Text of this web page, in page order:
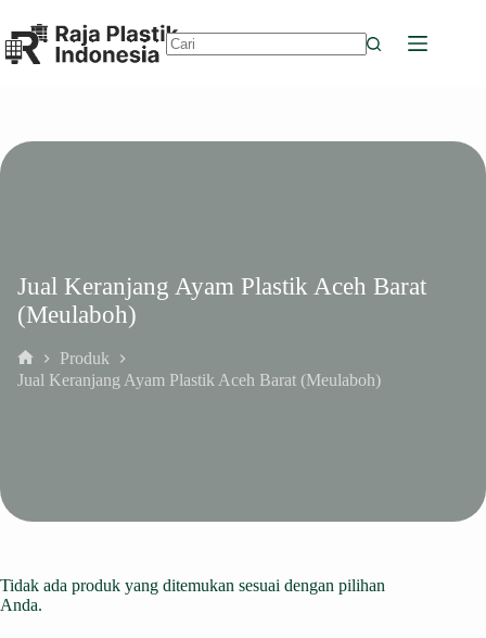
to
content
Jual Keranjang Ayam Plastik Aceh Barat
(Meulaboh)
Home
Produk
Jual Keranjang Ayam Plastik Aceh Barat (Meulaboh)
Tidak ada produk yang ditemukan sesuai dengan pilihan
Anda.